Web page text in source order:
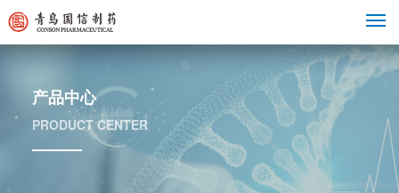
产品中心
PRODUCT CENTER